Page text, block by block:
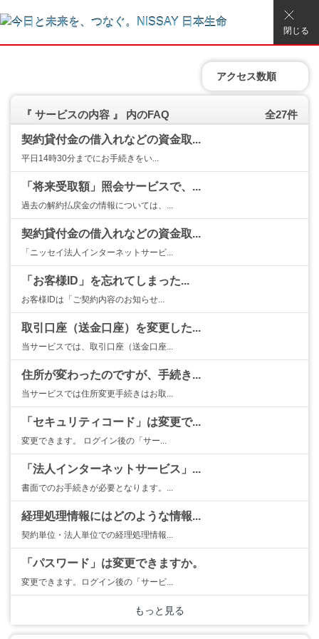
閉じる
アクセス数順
『 サービスの内容 』 内のFAQ 全27件
契約貸付金の借入れなどの資金取...
平日14時30分までにお手続きをい...
「将来受取額」照会サービスで、...
過去の解約払戻金の情報については、...
契約貸付金の借入れなどの資金取...
「ニッセイ法人インターネットサービ...
「お客様ID」を忘れてしまった...
お客様IDは「ご契約内容のお知らせ...
取引口座（送金口座）を変更した...
当サービスでは、取引口座（送金口座...
住所が変わったのですが、手続き...
当サービスでは住所変更手続きはお取...
「セキュリティコード」は変更で...
変更できます。 ログイン後の「サー...
「法人インターネットサービス」...
書面でのお手続きが必要となります。...
経理処理情報にはどのような情報...
契約単位・法人単位での経理処理情報...
「パスワード」は変更できますか。
変更できます。ログイン後の「サービ...
もっと見る